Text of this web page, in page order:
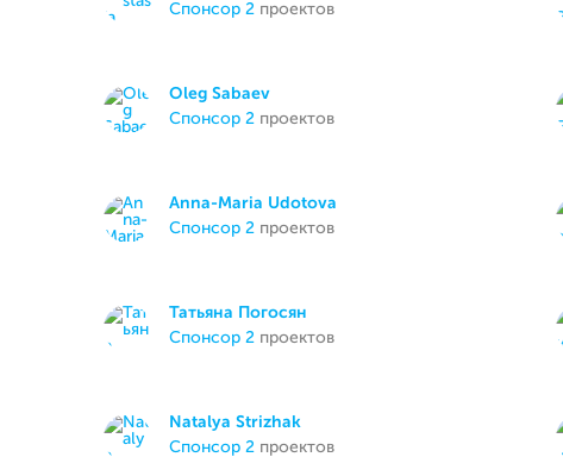
спонсор 2 проектов
Oleg Sabaev
спонсор 2 проектов
Anna-Maria Udotova
спонсор 2 проектов
Татьяна Погосян
спонсор 2 проектов
Natalya Strizhak
спонсор 2 проектов